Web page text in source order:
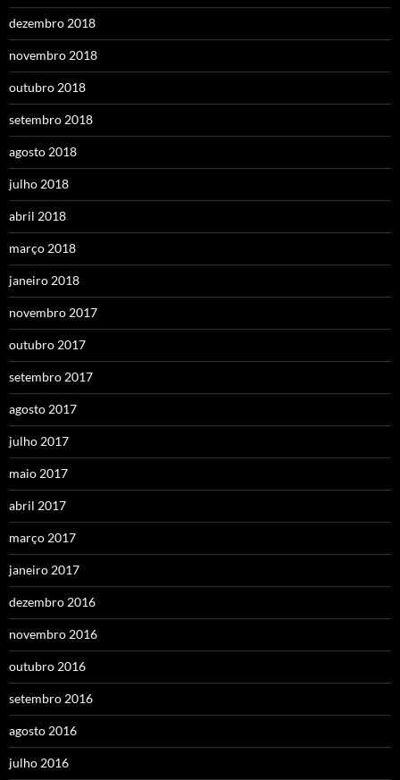
dezembro 2018
novembro 2018
outubro 2018
setembro 2018
agosto 2018
julho 2018
abril 2018
março 2018
janeiro 2018
novembro 2017
outubro 2017
setembro 2017
agosto 2017
julho 2017
maio 2017
abril 2017
março 2017
janeiro 2017
dezembro 2016
novembro 2016
outubro 2016
setembro 2016
agosto 2016
julho 2016